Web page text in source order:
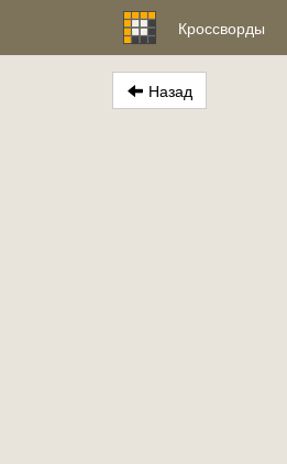
Кроссворды
Назад